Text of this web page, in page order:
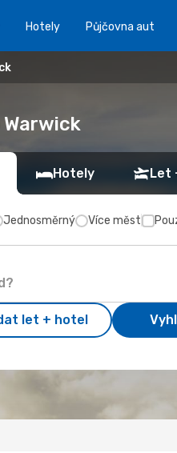
Hotely Půjčovna aut
Hotely Let
Jednosměrný Více měst
let + hotel